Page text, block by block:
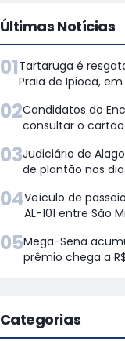
Últimas Notícias
01Tartaruga é
Praia de Ipioca,
02Candidatos do
consultar o
03Judiciário de
de plantão nos
04Veículo de
AL-101 entre São
05Mega-Sena
prêmio chega a
Categorias